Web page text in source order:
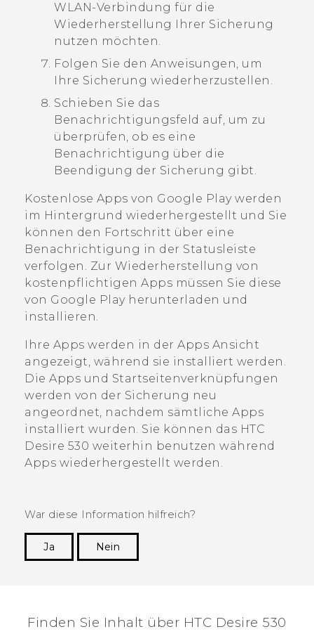
WLAN-Verbindung für die
Wiederherstellung Ihrer Sicherung
nutzen möchten.
Folgen Sie den Anweisungen, um
Ihre Sicherung wiederherzustellen.
Schieben Sie das
Benachrichtigungsfeld auf, um zu
überprüfen, ob es eine
Benachrichtigung über die
Beendigung der Sicherung gibt.
Kostenlose Apps von Google Playwerden
im Hintergrund wiederhergestellt und Sie
können den Fortschritt über eine
Benachrichtigung in der Statusleiste
verfolgen. Zur Wiederherstellung von
kostenpflichtigen Apps müssen Sie diese
von Google Playherunterladen und
installieren.
Ihre Apps werden in der Apps Ansicht
angezeigt, während sie installiert werden.
Die Apps und Startseitenverknüpfungen
werden von der Sicherung neu
angeordnet, nachdem sämtliche Apps
installiert wurden. Sie können das HTC
Desire 530 weiterhin benutzen während
Apps wiederhergestellt werden.
War diese Information hilfreich?
Ja
Nein
Finden Sie Inhalt über‎ HTC Desire 530